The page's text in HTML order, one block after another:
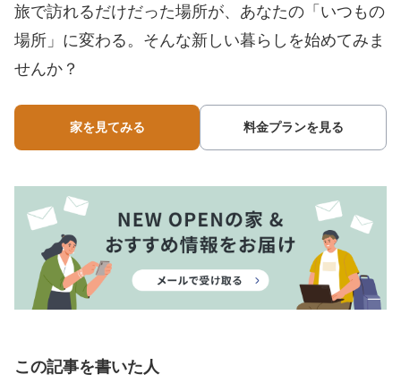
旅で訪れるだけだった場所が、あなたの「いつもの
場所」に変わる。 そんな新しい暮らしを始めてみま
せんか？
家を見てみる 料金プランを見る
この記事を書いた人